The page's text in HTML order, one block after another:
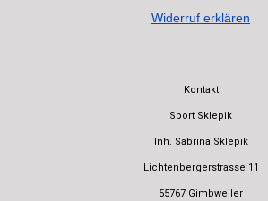
Widerruf erklären
Kontakt
Sport Sklepik
Inh. Sabrina Sklepik
Lichtenbergerstrasse 11
55767 Gimbweiler